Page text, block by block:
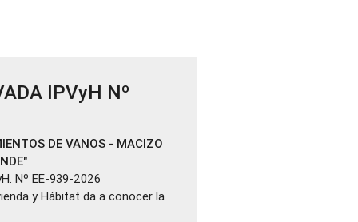
IPVyH Nº
DE VANOS - MACIZO
Nº EE-939-2026
y Hábitat da a conocer la